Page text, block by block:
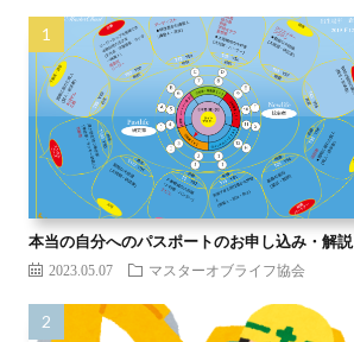
本当の自分へのパスポートのお申し込み・解説
2023.05.07 マスターオブライフ協会